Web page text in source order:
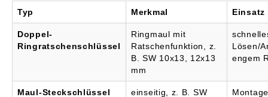
Typ Merkmal Einsatz
Doppel-
Ringratschenschlüssel
Ringmaul mit
Ratschenfunktion, z.
B. SW 10x13, 12x13
mm
Lösen/
engem
Maul-Steckschlüssel einseitig, z. B. SW